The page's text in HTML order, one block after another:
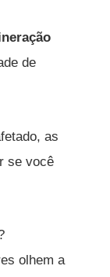
de
as
se você
olhem a